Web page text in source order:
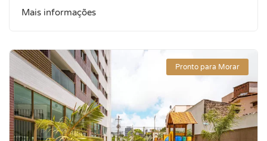
Mais informações
Pronto para Morar